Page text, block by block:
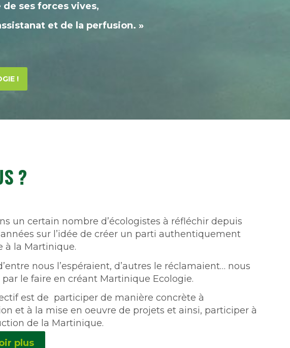
de ses forces vives,
et de la perfusion. »
!
?
un certain nombre d’écologistes à réfléchir depuis
sur l’idée de créer un parti authentiquement
à la Martinique.
nous l’espéraient, d’autres le réclamaient… nous
le faire en créant Martinique Ecologie.
est de participer de manière concrète à
et à la mise en oeuvre de projets et ainsi, participer à
de la Martinique.
plus